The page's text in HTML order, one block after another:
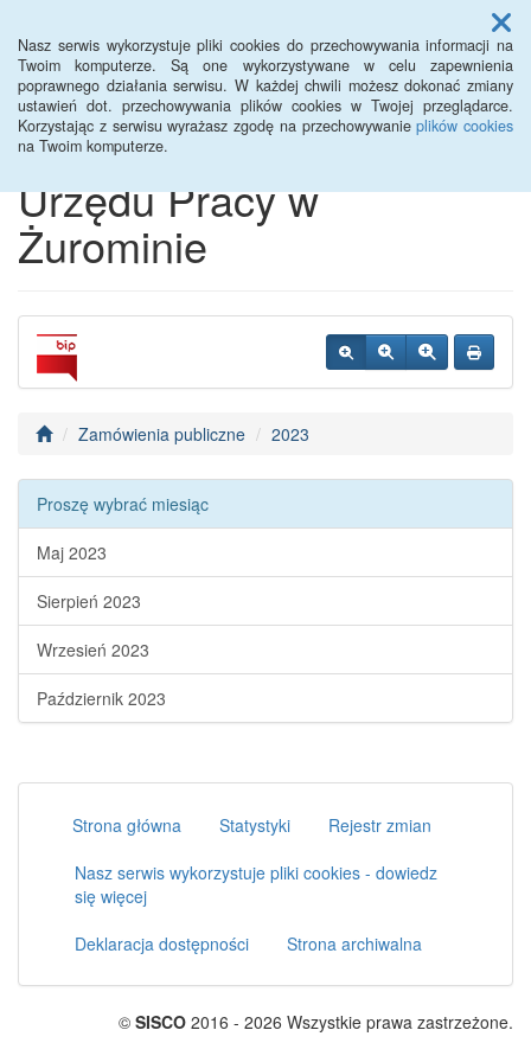
Nasz serwis wykorzystuje pliki cookies do przechowywania informacji na
Twoim komputerze. Są one wykorzystywane w celu zapewnienia
poprawnego działania serwisu. W każdej chwili możesz dokonać zmiany
ustawień dot. przechowywania plików cookies w Twojej przeglądarce.
Korzystając z serwisu wyrażasz zgodę na przechowywanieplików cookies
na Twoim komputerze.
Menu
Biuletyn Informacji
Publicznej Powiatowego
Urzędu Pracy w
Żurominie
Zamówienia publiczne 2023
Proszę wybrać miesiąc
Maj 2023
Sierpień 2023
Wrzesień 2023
Październik 2023
Strona główna Statystyki
Rejestr zmian
Nasz serwis wykorzystuje pliki cookies - dowiedz
się więcej
Deklaracja dostępności
Strona archiwalna
© SISCO 2016 - 2026 Wszystkie prawa zastrzeżone.